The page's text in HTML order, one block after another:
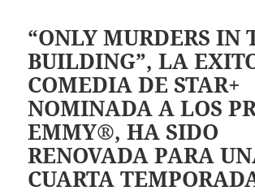
“ONLY MURDERS IN
BUILDING”, LA
COMEDIA DE STAR+
NOMINADA A LOS
EMMY®, HA SIDO
RENOVADA PARA
CUARTA